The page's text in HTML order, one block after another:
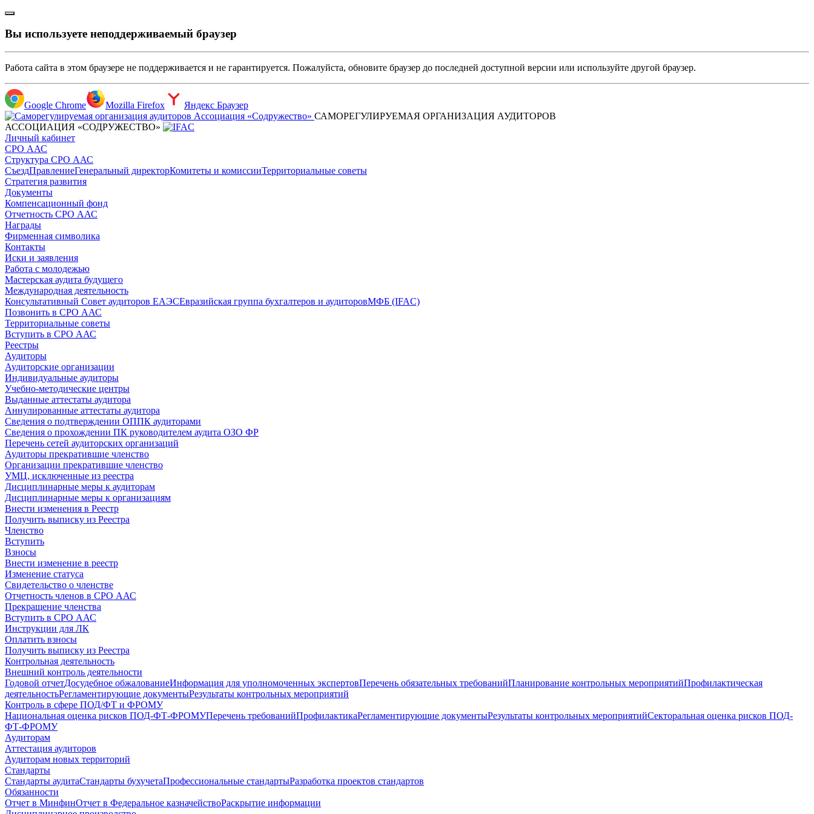
Вы используете неподдерживаемый браузер
Работа сайта в этом браузере не поддерживается и не гарантируется. Пожалуйста, обновите браузер до последней доступной версии или используйте другой браузер.
Google Chrome Mozilla Firefox
Яндекс Браузер
САМОРЕГУЛИРУЕМАЯ ОРГАНИЗАЦИЯ АУДИТОРОВ
АССОЦИАЦИЯ «СОДРУЖЕСТВО»
Личный кабинет
СРО ААС
Структура СРО ААС
СъездПравлениеГенеральный директорКомитеты и комиссииТерриториальные советы
Стратегия развития
Документы
Компенсационный фонд
Отчетность СРО ААС
Награды
Фирменная символика
Контакты
Иски и заявления
Работа с молодежью
Мастерская аудита будущего
Международная деятельность
Консультативный Совет аудиторов ЕАЭСЕвразийская группа бухгалтеров и аудиторовМФБ (IFAC)
Позвонить в СРО ААС
Территориальные советы
Вступить в СРО ААС
Реестры
Аудиторы
Аудиторские организации
Индивидуальные аудиторы
Учебно-методические центры
Выданные аттестаты аудитора
Аннулированные аттестаты аудитора
Сведения о подтверждении ОППК аудиторами
Сведения о прохождении ПК руководителем аудита ОЗО ФР
Перечень сетей аудиторских организаций
Аудиторы прекратившие членство
Организации прекратившие членство
УМЦ, исключенные из реестра
Дисциплинарные меры к аудиторам
Дисциплинарные меры к организациям
Внести изменения в Реестр
Получить выписку из Реестра
Членство
Вступить
Взносы
Внести изменение в реестр
Изменение статуса
Свидетельство о членстве
Отчетность членов в СРО ААС
Прекращение членства
Вступить в СРО ААС
Инструкции для ЛК
Оплатить взносы
Получить выписку из Реестра
Контрольная деятельность
Внешний контроль деятельности
Годовой отчетДосудебное обжалованиеИнформация для уполномоченных экспертовПеречень обязательных требованийПланирование контрольных мероприятийПрофилактическая
деятельностьРегламентирующие документыРезультаты контрольных мероприятий
Контроль в сфере ПОД/ФТ и ФРОМУ
Национальная оценка рисков ПОД-ФТ-ФРОМУПеречень требованийПрофилактикаРегламентирующие документыРезультаты контрольных мероприятийСекторальная оценка рисков ПОД-
ФТ-ФРОМУ
Аудиторам
Аттестация аудиторов
Аудиторам новых территорий
Стандарты
Стандарты аудитаСтандарты бухучетаПрофессиональные стандартыРазработка проектов стандартов
Обязанности
Отчет в МинфинОтчет в Федеральное казначействоРаскрытие информации